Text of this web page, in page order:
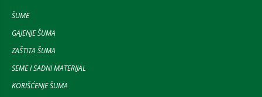
ŠUME
GAJENJE ŠUMA
ZAŠTITA ŠUMA
SEME I SADNI MATERIJAL
KORIŠĆENJE ŠUMA